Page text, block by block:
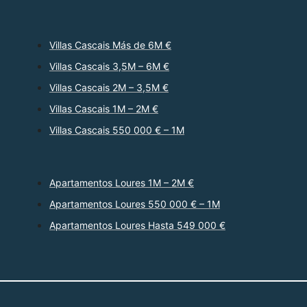
Villas Cascais Más de 6M €
Villas Cascais 3,5M – 6M €
Villas Cascais 2M – 3,5M €
Villas Cascais 1M – 2M €
Villas Cascais 550 000 € – 1M
Apartamentos Loures 1M – 2M €
Apartamentos Loures 550 000 € – 1M
Apartamentos Loures Hasta 549 000 €